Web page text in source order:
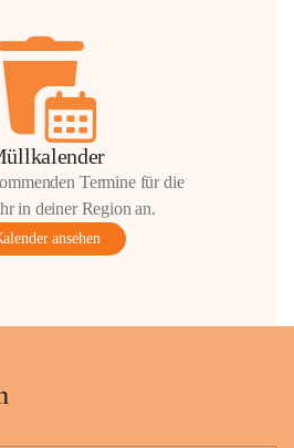
Termine für die
in deiner Region an.
ansehen